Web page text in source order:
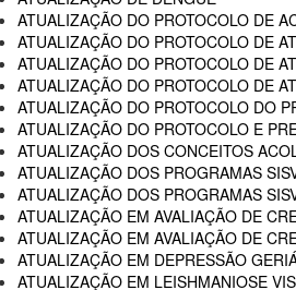
ATUALIZAÇÃO DO PROTOCOLO DE
ATUALIZAÇÃO DO PROTOCOLO DE
ATUALIZAÇÃO DO PROTOCOLO DE
ATUALIZAÇÃO DO PROTOCOLO DE
ATUALIZAÇÃO DO PROTOCOLO DO
ATUALIZAÇÃO DO PROTOCOLO E
ATUALIZAÇÃO DOS CONCEITOS
ATUALIZAÇÃO DOS PROGRAMAS
ATUALIZAÇÃO DOS PROGRAMAS
ATUALIZAÇÃO EM AVALIAÇÃO DE
ATUALIZAÇÃO EM AVALIAÇÃO DE
ATUALIZAÇÃO EM DEPRESSÃO
ATUALIZAÇÃO EM LEISHMANIOSE